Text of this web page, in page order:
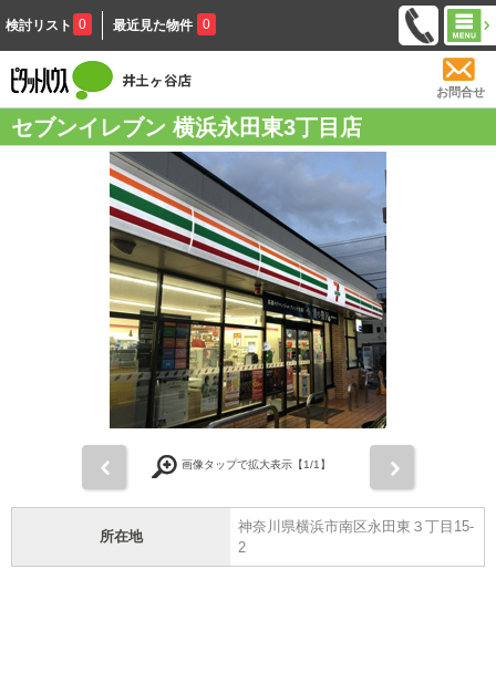
検討リスト 0 最近見た物件 0
お問合せ
セブンイレブン 横浜永田東3丁目店
画像タップで拡大表示【1/1】
所在地
神奈川県横浜市南区永田東３丁目15-
2